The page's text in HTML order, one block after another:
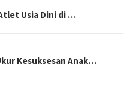
Usia Dini di …
Kesuksesan Anak…